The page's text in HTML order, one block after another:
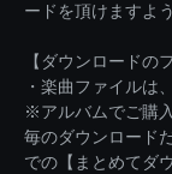
ードを頂けますよ
【ダウンロードの
・楽曲ファイルは
※アルバムでご購
毎のダウンロード
での【まとめてダ